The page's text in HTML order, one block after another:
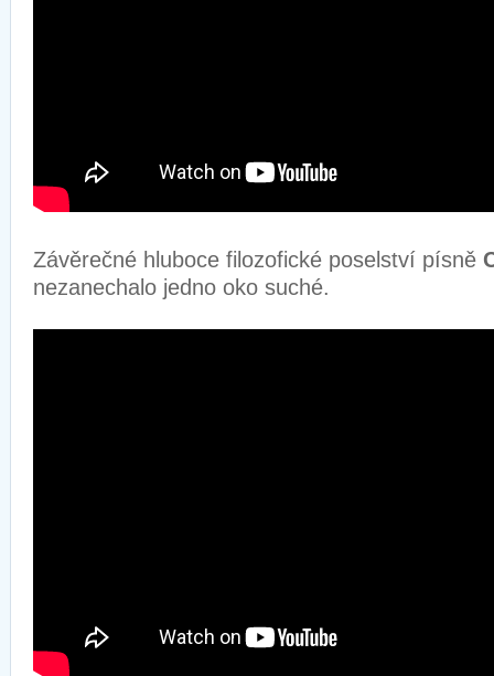
Závěrečné hluboce filozofické poselství písně
nezanechalo jedno oko suché.